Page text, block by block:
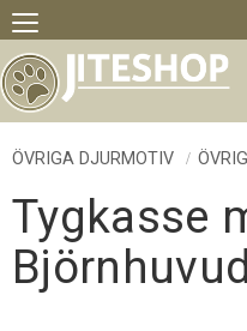
Meny
ÖVRIGA DJURMOTIV
Tygkasse
Björnhuvud